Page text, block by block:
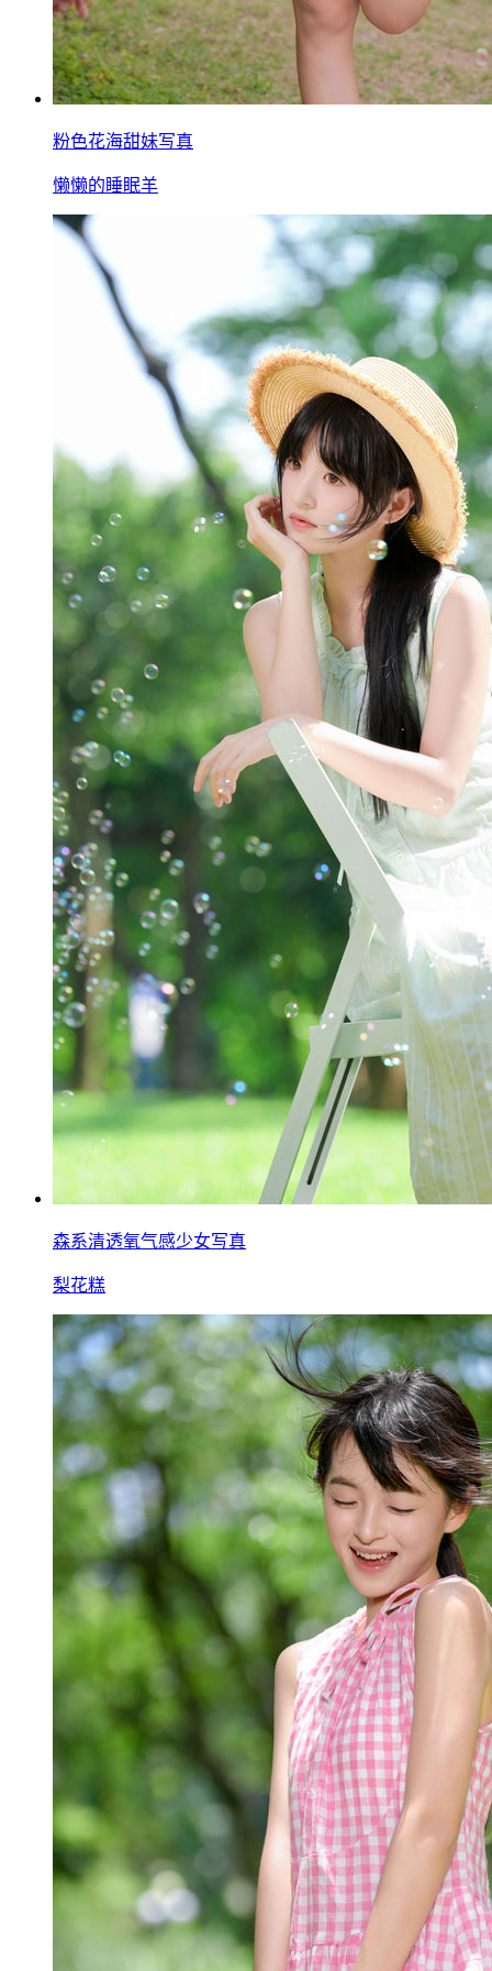
粉色花海甜妹写真
懒懒的睡眠羊
森系清透氧气感少女写真
梨花糕